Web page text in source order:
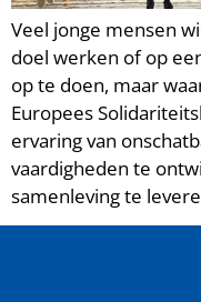
Veel jonge mensen
doel werken of op
op te doen, maar
Europees
ervaring van
vaardigheden te
samenleving te